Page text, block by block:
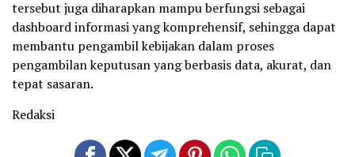
tersebut juga diharapkan mampu berfungsi sebagai
dashboard informasi yang komprehensif, sehingga dapat
membantu pengambil kebijakan dalam proses
pengambilan keputusan yang berbasis data, akurat, dan
tepat sasaran.
Redaksi